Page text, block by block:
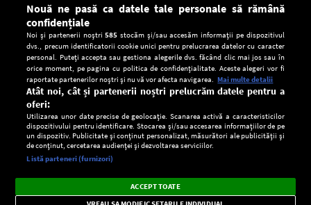
Setări:
Dark
Mode
Radio live, podcasturi, știri și alerte
importante.
×
Nouă ne pasă ca datele tale personale să rămână
confidențiale
Noi și partenerii noștri585 stocăm și/sau accesăm informații pe dispozitivul
dvs., precum identificatorii cookie unici pentru prelucrarea datelor cu caracter
personal. Puteți accepta sau gestiona alegerile dvs. făcând clic mai jos sau în
orice moment, pe pagina cu politica de confidențialitate. Aceste alegeri vor fi
raportate partenerilor noștri și nu vă vor afecta navigarea. Mai multe detalii
Atât noi, cât și partenerii noștri prelucrăm datele pentru a
oferi:
Utilizarea unor date precise de geolocație. Scanarea activă a caracteristicilor
dispozitivului pentru identificare. Stocarea și/sau accesarea informațiilor de pe
un dispozitiv. Publicitate și conținut personalizat, măsurători ale publicității și
de conținut, cercetarea audienței și dezvoltarea serviciilor.
Listă parteneri (furnizori)
ACCEPT TOATE